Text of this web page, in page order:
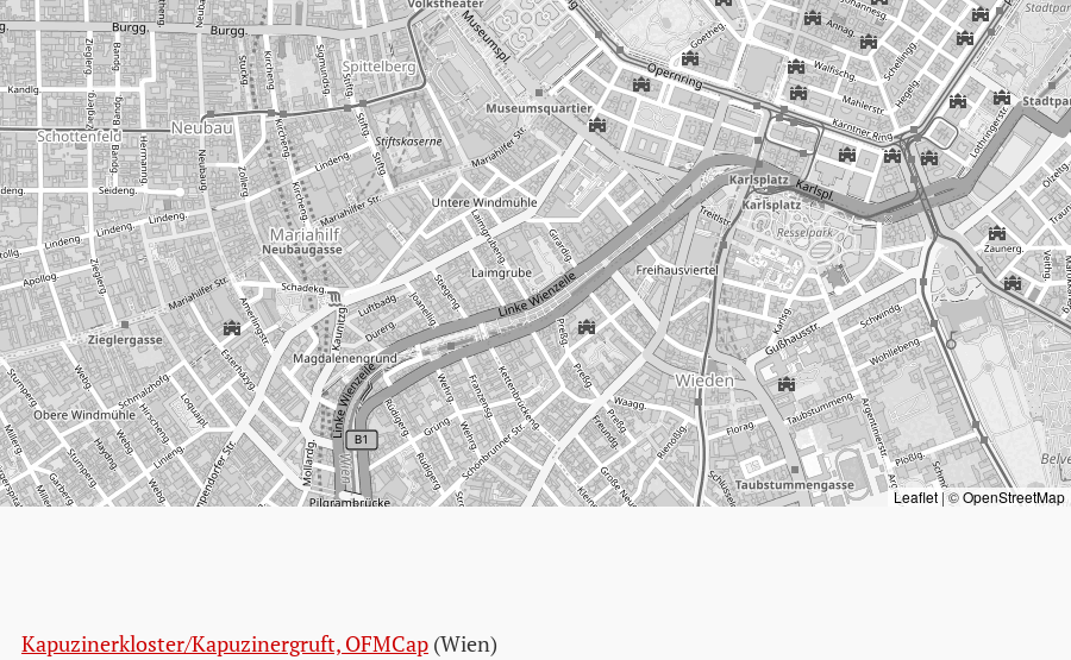
Leaflet |©OpenStreetMap
Kapuzinerkloster/Kapuzinergruft, OFMCap (Wien)